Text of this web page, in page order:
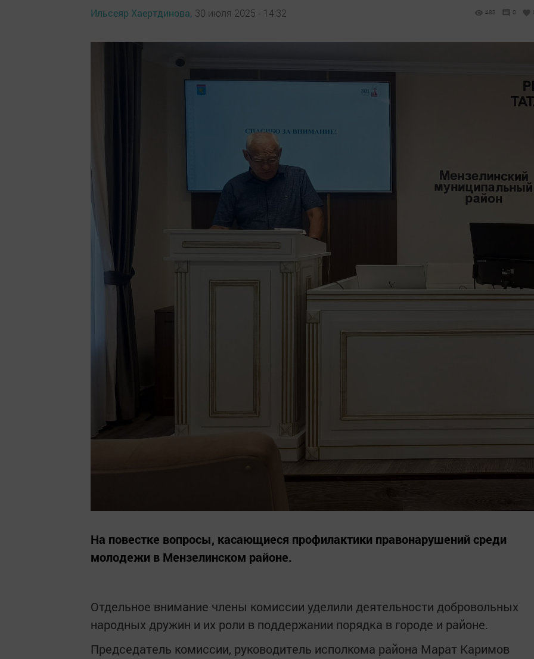
Ильсеяр Хаертдинова, 30 июля 2025 - 14:32 483 0
На повестке вопросы, касающиеся профилактики правонарушений среди
молодежи в Мензелинском районе.
Отдельное внимание члены комиссии уделили деятельности добровольных
народных дружин и их роли в поддержании порядка в городе и районе.
Председатель комиссии, руководитель исполкома района Марат Каримов